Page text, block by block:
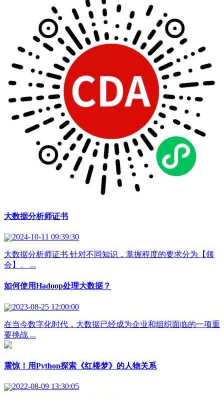
大数据分析师证书
2024-10-11 09:39:30
大数据分析师证书 针对不同知识，掌握程度的要求分为【领
会】、 ...
如何使用Hadoop处理大数据？
2023-08-25 12:00:00
在当今数字化时代，大数据已经成为企业和组织面临的一项重
要挑战 ...
震惊！用Python探索《红楼梦》的人物关系
2022-08-09 13:30:05